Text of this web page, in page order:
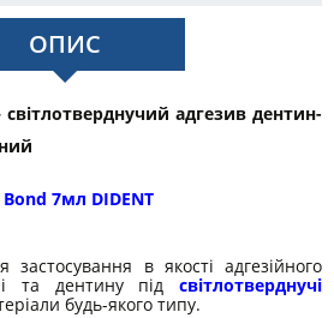
ОПИС
адгезив дентин-
7мл DIDENT
в якості адгезійного
та дентину під світлотверднучі
будь-якого типу.